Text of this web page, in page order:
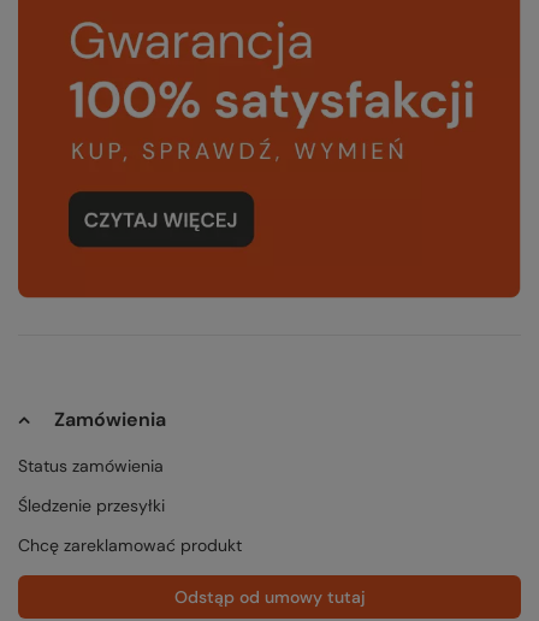
Zamówienia
Status zamówienia
Śledzenie przesyłki
Chcę zareklamować produkt
Odstąp od umowy tutaj